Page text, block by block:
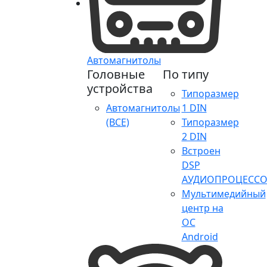
Автомагнитолы
Головные
устройства
Автомагнитолы
(ВСЕ)
По типу
Типоразмер
1 DIN
Типоразмер
2 DIN
Встроен
DSP
Мультимедийный
центр на
ОС
Android